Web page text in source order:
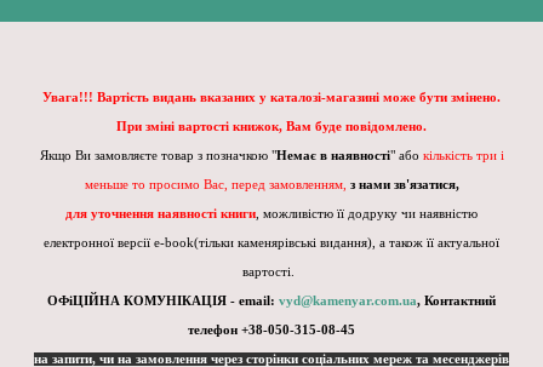
Увага!!! Вартість видань вказаних у каталозі-магазині може бути змінено.
При зміні вартості книжок, Вам буде повідомлено.
Якщо Ви замовляєте товар з позначкою "Немає в наявності" або кількість три і
меньше то просимо Вас, перед замовленням, з нами зв'язатися,
для уточнення наявності книги , можливістю її додруку чи наявністю
електронної версії e-book(тільки каменярівські видання), а також її актуальної
вартості.
ОФіЦІЙНА КОМУНІКАЦІЯ - email: vyd@kamenyar.com.ua, Контактний
телефон +38-050-315-08-45
на запити, чи на замовлення через сторінки соціальних мереж та месенджерів